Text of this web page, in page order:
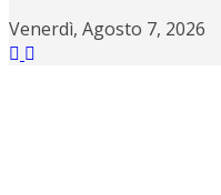
Venerdì, Agosto 7, 2026